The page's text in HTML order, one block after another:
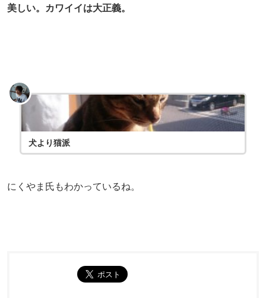
美しい。カワイイは大正義。
犬より猫派
にくやま氏もわかっているね。